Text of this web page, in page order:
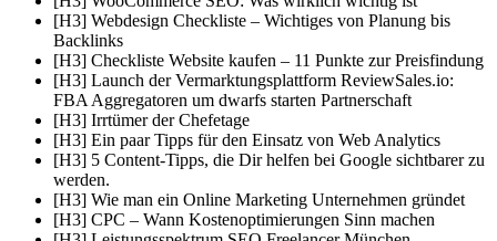
[H3] Webdesign Checkliste – Wichtiges von Planung bis
Backlinks
[H3] Checkliste Website kaufen – 11 Punkte zur Preisfindung
[H3] Launch der Vermarktungsplattform ReviewSales.io:
FBA Aggregatoren um dwarfs starten Partnerschaft
[H3] Irrtümer der Chefetage
[H3] Ein paar Tipps für den Einsatz von Web Analytics
[H3] 5 Content-Tipps, die Dir helfen bei Google sichtbarer zu
werden.
[H3] Wie man ein Online Marketing Unternehmen gründet
[H3] CPC – Wann Kostenoptimierungen Sinn machen